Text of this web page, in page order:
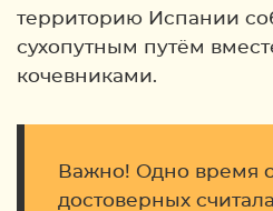
территорию Испании
сухопутным путём
кочевниками.
Важно! Одно время
достоверных